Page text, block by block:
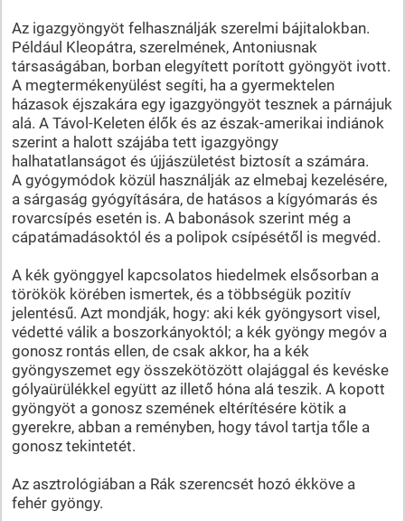
Az igazgyöngyöt felhasználják szerelmi bájitalokban.
Például Kleopátra, szerelmének, Antoniusnak
társaságában, borban elegyített porított gyöngyöt ivott.
A megtermékenyülést segíti, ha a gyermektelen
házasok éjszakára egy igazgyöngyöt tesznek a párnájuk
alá. A Távol-Keleten élők és az észak-amerikai indiánok
szerint a halott szájába tett igazgyöngy
halhatatlanságot és újjászületést biztosít a számára.
A gyógymódok közül használják az elmebaj kezelésére,
a sárgaság gyógyítására, de hatásos a kígyómarás és
rovarcsípés esetén is. A babonások szerint még a
cápatámadásoktól és a polipok csípésétől is megvéd.
A kék gyönggyel kapcsolatos hiedelmek elsősorban a
törökök körében ismertek, és a többségük pozitív
jelentésű. Azt mondják, hogy: aki kék gyöngysort visel,
védetté válik a boszorkányoktól; a kék gyöngy megóv a
gonosz rontás ellen, de csak akkor, ha a kék
gyöngyszemet egy összekötözött olajággal és kevéske
gólyaürülékkel együtt az illető hóna alá teszik. A kopott
gyöngyöt a gonosz szemének eltérítésére kötik a
gyerekre, abban a reményben, hogy távol tartja tőle a
gonosz tekintetét.
Az asztrológiában a Rák szerencsét hozó ékköve a
fehér gyöngy.